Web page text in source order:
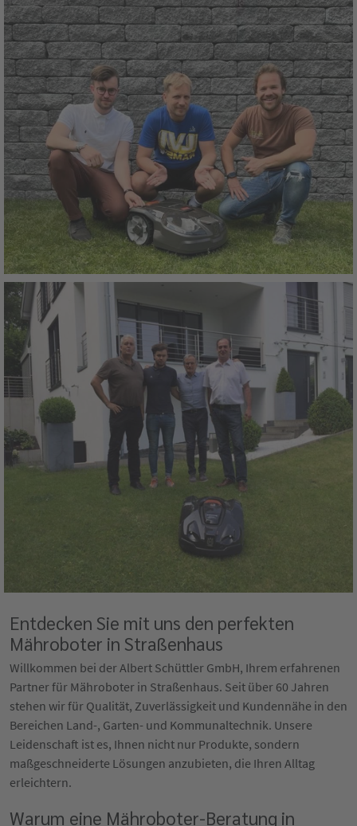
Entdecken Sie mit uns den perfekten
Mähroboter in Straßenhaus
Willkommen bei der Albert Schüttler GmbH, Ihrem erfahrenen
Partner für Mähroboter in Straßenhaus. Seit über 60 Jahren
stehen wir für Qualität, Zuverlässigkeit und Kundennähe in den
Bereichen Land-, Garten- und Kommunaltechnik. Unsere
Leidenschaft ist es, Ihnen nicht nur Produkte, sondern
maßgeschneiderte Lösungen anzubieten, die Ihren Alltag
erleichtern.
Warum eine Mähroboter-Beratung in